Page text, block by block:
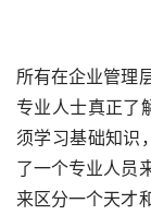
所有在企业管理
专业人士真正了
须学习基础知识
了一个专业人员
来区分一个天才